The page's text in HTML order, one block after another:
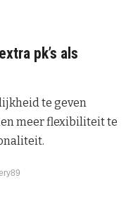
pk’s als
te geven
meer flexibiliteit te